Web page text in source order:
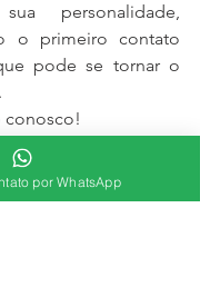
personalidade,
o primeiro contato
pode se tornar o
conosco!
por WhatsApp